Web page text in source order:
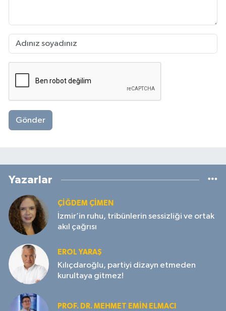
Gönder
Yazarlar
ÇIĞDEM ÇIMEN
İzmir’in ruhu, tribünlerin sessizliği ve ortak
akıl çağrısı
EROL YARAŞ
Kılıçdaroğlu, partiyi dizayn etmeden
kurultaya gitmez!
PROF. DR. MEHMET EMIN ELMACI